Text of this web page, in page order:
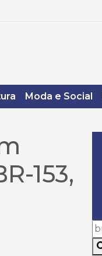
Moda e Social
153,